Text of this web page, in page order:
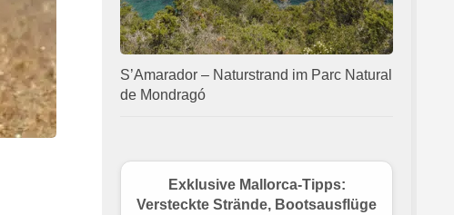
S’Amarador – Naturstrand im Parc Natural
de Mondragó
Exklusive Mallorca-Tipps:
Versteckte Strände, Bootsausflüge